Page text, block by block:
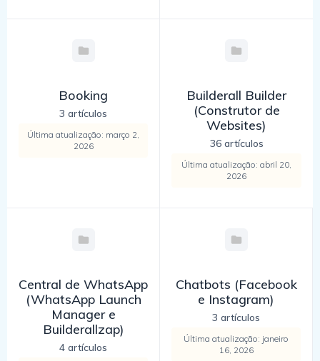
Booking
3 artículos
Última atualização: março 2,
2026
Builderall Builder
(Construtor de
Websites)
36 artículos
Última atualização: abril 20,
2026
Central de WhatsApp
(WhatsApp Launch
Manager e
Builderallzap)
4 artículos
Chatbots (Facebook
e Instagram)
3 artículos
Última atualização: janeiro
16, 2026